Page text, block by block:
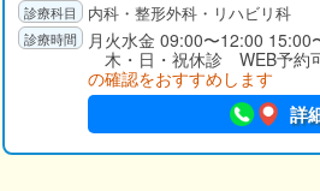
内科・整形外科・リハビリ科
月火水金 09:00〜12:00
木・日・祝休診 WEB予約
の確認をおすすめします
詳